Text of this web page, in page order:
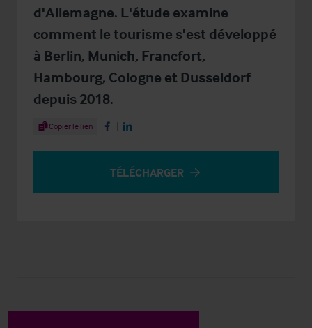
d'Allemagne. L'étude examine
comment le tourisme s'est développé
à Berlin, Munich, Francfort,
Hambourg, Cologne et Dusseldorf
depuis 2018.
Share Article
Copier le lien Share on Facebook
Share on LinkedIn
TÉLÉCHARGER